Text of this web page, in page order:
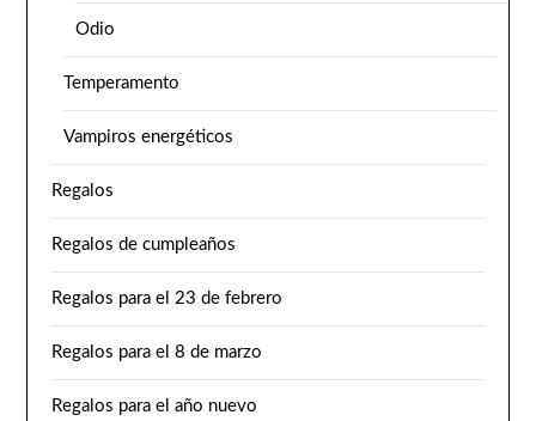
Odio
Temperamento
Vampiros energéticos
Regalos
Regalos de cumpleaños
Regalos para el 23 de febrero
Regalos para el 8 de marzo
Regalos para el año nuevo